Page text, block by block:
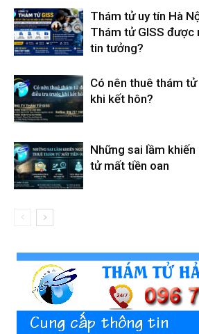
Thám tử uy tín Hà
Thám tử GISS được
tin tưởng?
Có nên thuê thám
khi kết hôn?
Những sai lầm
tử mất tiền oan